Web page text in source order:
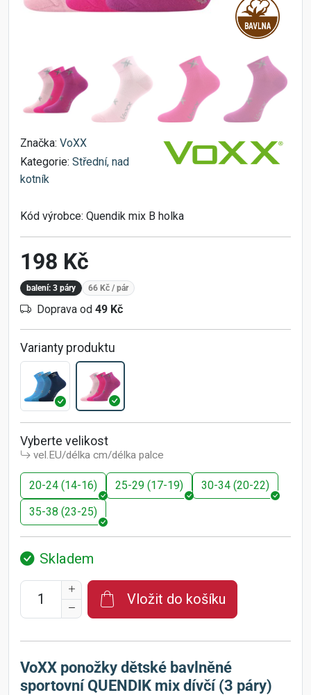
Značka: VoXX
Kategorie: Střední, nad
kotník
Kód výrobce: Quendik mix B holka
198 Kč
balení: 3 páry 66 Kč / pár
Doprava od 49 Kč
Varianty produktu
Vyberte velikost
vel.EU/délka cm/délka palce
20-24 (14-16) 25-29 (17-19)
30-34 (20-22)
35-38 (23-25)
Skladem
Vložit do košíku
VoXX ponožky dětské bavlněné
sportovní QUENDIK mix dívčí (3 páry)